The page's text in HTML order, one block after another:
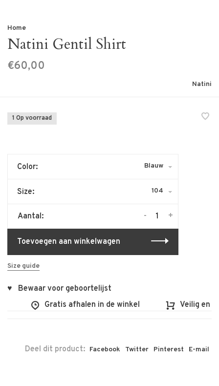
Home
Natini Gentil Shirt
€60,00
Natini
1 Op voorraad
Color: Blauw
Size: 104
Aantal: +
-
Toevoegen aan winkelwagen
Size guide
♥ Bewaar voor geboortelijst
Gratis afhalen in de winkel
Veilig en
Deel dit product: Facebook Twitter Pinterest E-mail